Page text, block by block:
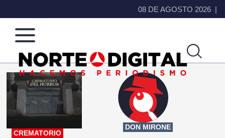
08 DE AGOSTO 2026
Norte
de
Ciudad
Más
que
noticias,
hacemos periodismo
CREMATORIO
DON MIRONE